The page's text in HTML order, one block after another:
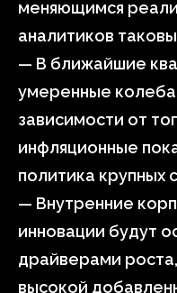
меняющимся
аналитиков
— В ближайшие
умеренные
зависимости от
инфляционные
политика крупных
— Внутренние
инновации будут
драйверами
высокой